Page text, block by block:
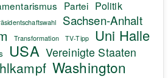
Partei Politik
Sachsen-Anhalt
Transformation TV-Tipp Uni Halle
USA Vereinigte Staaten
Washington